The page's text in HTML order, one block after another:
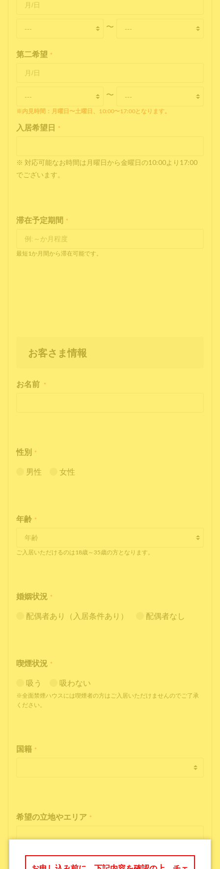
〜
第二希望 *
〜
※内見時間：月曜日〜土曜日、10:00〜17:00となります。
入居希望日 *
※ 対応可能なお時間は月曜日から金曜日の10:00より17:00
でございます。
滞在予定期間 *
最短1か月間から滞在可能です。
お客さま情報
お名前 *
性別 *
男性 女性
年齢 *
ご入居いただけるのは18歳～35歳の方となります。
婚姻状況 *
配偶者あり（入居条件あり） 配偶者なし
喫煙状況 *
吸う 吸わない
※全面禁煙ハウスには喫煙者の方はご入居いただけませんのでご了承
ください。
国籍 *
希望の立地やエリア *